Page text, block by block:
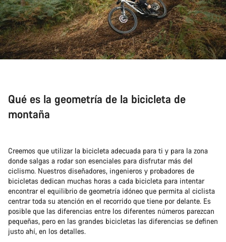
Qué es la geometría de la bicicleta de
montaña
Creemos que utilizar la bicicleta adecuada para ti y para la zona
donde salgas a rodar son esenciales para disfrutar más del
ciclismo. Nuestros diseñadores, ingenieros y probadores de
bicicletas dedican muchas horas a cada bicicleta para intentar
encontrar el equilibrio de geometría idóneo que permita al ciclista
centrar toda su atención en el recorrido que tiene por delante. Es
posible que las diferencias entre los diferentes números parezcan
pequeñas, pero en las grandes bicicletas las diferencias se definen
justo ahí, en los detalles.